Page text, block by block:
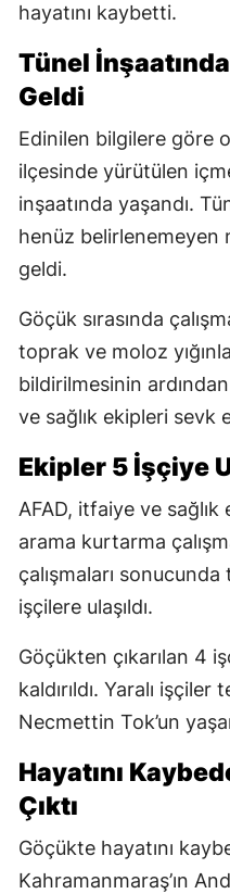
hayatını kaybetti.
Tünel
Geldi
Edinilen bilgilere göre
ilçesinde yürütülen
inşaatında yaşandı.
henüz belirlenemeyen
geldi.
Göçük sırasında
toprak ve moloz
bildirilmesinin
ve sağlık ekipleri sevk
Ekipler 5 İşçiye
AFAD, itfaiye ve
arama kurtarma
çalışmaları
işçilere ulaşıldı.
Göçükten çıkarılan 4
kaldırıldı. Yaralı işçiler
Necmettin Tok’un
Hayatını
Çıktı
Göçükte hayatını
Kahramanmaraş’ın